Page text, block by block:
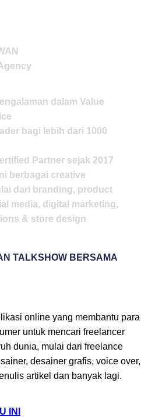
dalam Value
bagi lebih dari 1000
Partner sejak 2017
berbagai creative
dari branding, product
media, digital marketing,
& store design
TALKSHOW BERSAMA
online yang membantu para
untuk mencari freelancer
dunia, mulai dari freelance
desainer grafis, voice over,
artikel dan banyak lagi.
INI